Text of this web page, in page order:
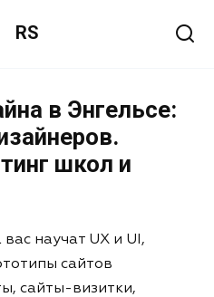
RS
в Энгельсе:
школ и
научат UX и UI,
сайтов
сайты-визитки,